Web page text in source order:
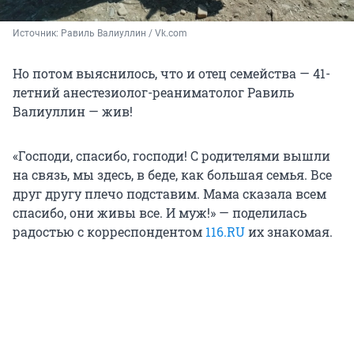
Источник: Равиль Валиуллин / Vk.com
Но потом выяснилось, что и отец семейства — 41-
летний анестезиолог-реаниматолог Равиль
Валиуллин — жив!
«Господи, спасибо, господи! С родителями вышли
на связь, мы здесь, в беде, как большая семья. Все
друг другу плечо подставим. Мама сказала всем
спасибо, они живы все. И муж!» — поделилась
радостью с корреспондентом 116.RUих знакомая.